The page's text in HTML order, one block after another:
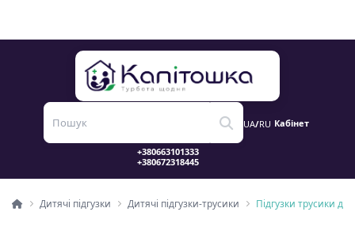
UA/RU Кабінет
Дитячі підгузки Дитячі підгузки-трусики Підгузки трусики